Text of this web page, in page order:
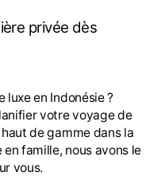
privée dès
luxe en Indonésie ?
votre voyage de
de gamme dans la
famille, nous avons le
vous.